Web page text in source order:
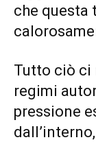
che questa
Tutto ciò ci
regimi
pressione